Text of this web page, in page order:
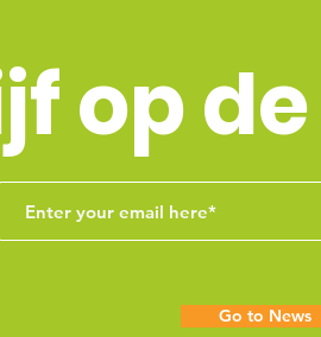
op
Go to News